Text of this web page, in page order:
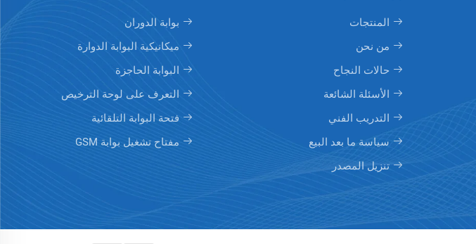
المنتجات
من نحن
حالات النجاح
الأسئلة الشائعة
التدريب الفني
سياسة ما بعد البيع
تنزيل المصدر
بوابة الدوران
ميكانيكية البوابة الدوارة
البوابة الحاجزة
التعرف على لوحة الترخيص
فتحة البوابة التلقائية
مفتاح تشغيل بوابة GSM